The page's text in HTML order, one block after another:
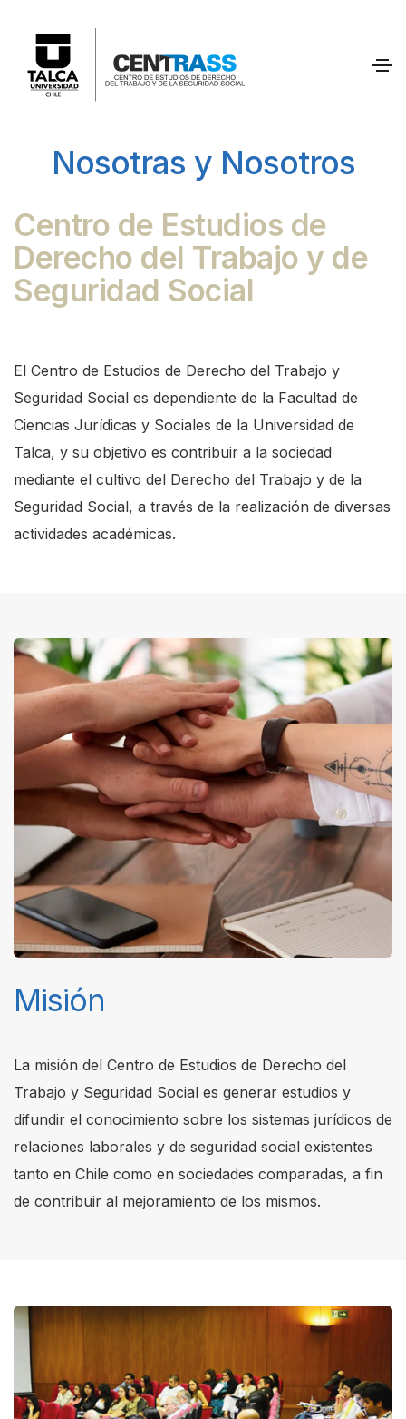
Nosotras y Nosotros
Centro de Estudios de
Derecho del Trabajo y de
Seguridad Social
El Centro de Estudios de Derecho del Trabajo y
Seguridad Social es dependiente de la Facultad de
Ciencias Jurídicas y Sociales de la Universidad de
Talca, y su objetivo es contribuir a la sociedad
mediante el cultivo del Derecho del Trabajo y de la
Seguridad Social, a través de la realización de diversas
actividades académicas.
Misión
La misión del Centro de Estudios de Derecho del
Trabajo y Seguridad Social es generar estudios y
difundir el conocimiento sobre los sistemas jurídicos de
relaciones laborales y de seguridad social existentes
tanto en Chile como en sociedades comparadas, a fin
de contribuir al mejoramiento de los mismos.